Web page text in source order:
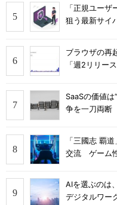
「正規ユー
狙う最新サイ
ブラウザの再
「週2リリー
SaaSの価値
争を一刀両断
「三國志 覇
交流 ゲーム
AIを選ぶのは
デジタルワー